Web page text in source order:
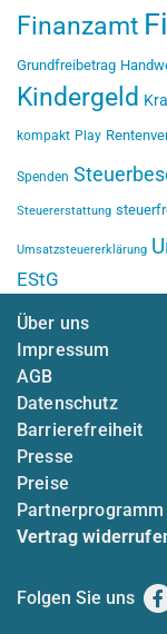
Finanzamt
Grundfreibetrag
Kindergeld
kompakt Play
Spenden
Steuererstattung
Umsatzsteuererklärung
EStG
Über uns
Impressum
AGB
Datenschutz
Barrierefreiheit
Presse
Preise
Partnerprogramm
Vertrag
Folgen Sie uns